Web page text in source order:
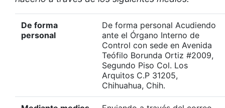
De forma
personal
De forma personal Acudiendo
ante el Órgano Interno de
Control con sede en Avenida
Teófilo Borunda Ortiz #2009,
Segundo Piso Col. Los
Arquitos C.P 31205,
Chihuahua, Chih.